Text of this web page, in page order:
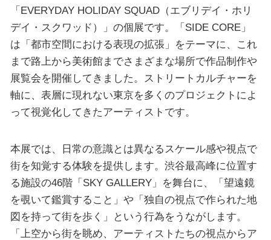
「EVERYDAY HOLIDAY SQUAD（エブリデイ・ホリ
デイ・スクワッド）」の個展です。「SIDE CORE」
は「都市空間における表現の拡張」をテーマに、これ
まで路上から美術館までさまざまな場所で作品制作や
展覧会を開催してきました。ストリートカルチャーを
軸に、表層に現れない東京を多くのプロジェクトによ
って視覚化してきたアーティストです。
本展では、日常の意識とは異なるスケール感や視点で
街を知覚する体験を提供します。渋谷最高峰に位置す
る施設の46階「SKY GALLERY」を舞台に、「望遠鏡
を覗いて鑑賞すること」や「独自の視点で作られた地
図を持って街を歩く」という行為をうながします。
「上空から街を眺め、アーティストたちの視点からア